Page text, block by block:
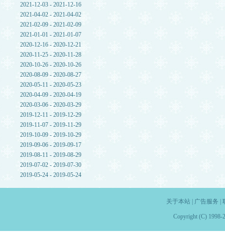
2021-12-03 - 2021-12-16
2021-04-02 - 2021-04-02
2021-02-09 - 2021-02-09
2021-01-01 - 2021-01-07
2020-12-16 - 2020-12-21
2020-11-25 - 2020-11-28
2020-10-26 - 2020-10-26
2020-08-09 - 2020-08-27
2020-05-11 - 2020-05-23
2020-04-09 - 2020-04-19
2020-03-06 - 2020-03-29
2019-12-11 - 2019-12-29
2019-11-07 - 2019-11-29
2019-10-09 - 2019-10-29
2019-09-06 - 2019-09-17
2019-08-11 - 2019-08-29
2019-07-02 - 2019-07-30
2019-05-24 - 2019-05-24
关于本站| 广告服务
Copyright (C) 1998-